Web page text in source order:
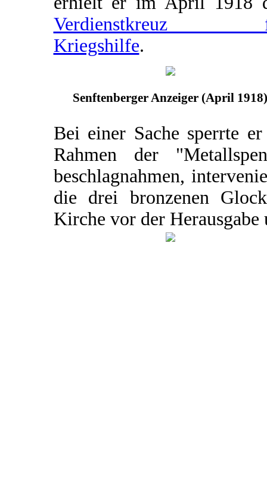
Verdienstkreuz
Kriegshilfe.
Senftenberger Anzeiger (April 1918)
Bei einer Sache sperrte
Rahmen der
beschlagnahmen,
die drei bronzenen
Kirche vor der Herausgabe